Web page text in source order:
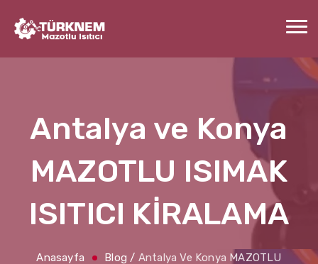
Antalya ve Konya
MAZOTLU ISIMAK
ISITICI KİRALAMA
Anasayfa Blog / Antalya Ve Konya MAZOTLU